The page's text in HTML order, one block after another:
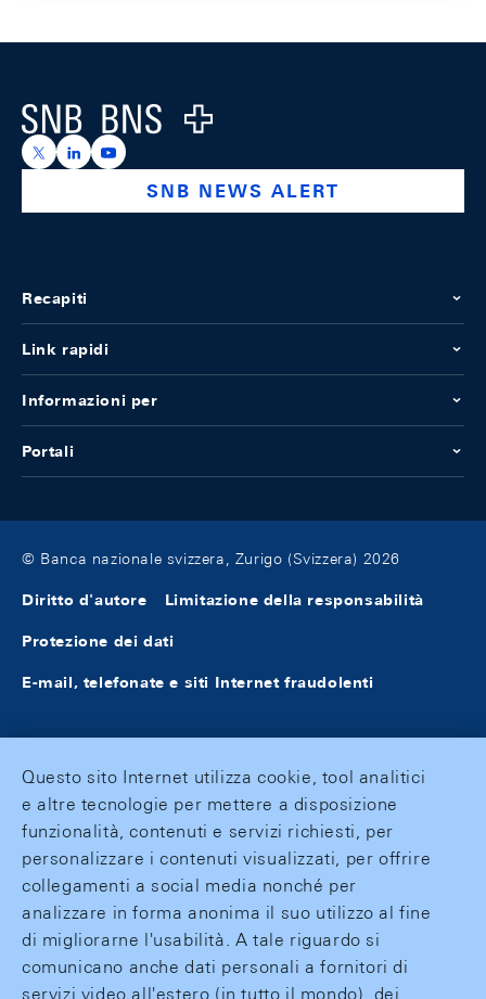
Logo
https://x.com/snb_bns
https://ch.linkedin.com/company/swiss-national-
https://www.youtube.com/@swissnationalbank
SNB NEWS ALERT
Recapiti
Link rapidi
Informazioni per
Portali
© Banca nazionale svizzera, Zurigo (Svizzera) 2026
Diritto d'autore Limitazione della responsabilità
Protezione dei dati
E-mail, telefonate e siti Internet fraudolenti
Questo sito Internet utilizza cookie, tool analitici
e altre tecnologie per mettere a disposizione
funzionalità, contenuti e servizi richiesti, per
personalizzare i contenuti visualizzati, per offrire
collegamenti a social media nonché per
analizzare in forma anonima il suo utilizzo al fine
di migliorarne l'usabilità. A tale riguardo si
comunicano anche dati personali a fornitori di
servizi video all'estero (in tutto il mondo), dei